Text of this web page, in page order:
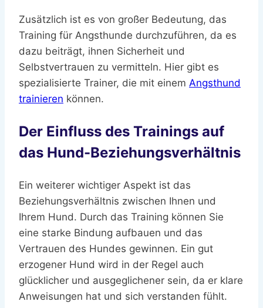
Zusätzlich ist es von großer Bedeutung, das
Training für Angsthunde durchzuführen, da es
dazu beiträgt, ihnen Sicherheit und
Selbstvertrauen zu vermitteln. Hier gibt es
spezialisierte Trainer, die mit einem Angsthund
trainieren können.
Der Einfluss des Trainings auf
das Hund-Beziehungsverhältnis
Ein weiterer wichtiger Aspekt ist das
Beziehungsverhältnis zwischen Ihnen und
Ihrem Hund. Durch das Training können Sie
eine starke Bindung aufbauen und das
Vertrauen des Hundes gewinnen. Ein gut
erzogener Hund wird in der Regel auch
glücklicher und ausgeglichener sein, da er klare
Anweisungen hat und sich verstanden fühlt.